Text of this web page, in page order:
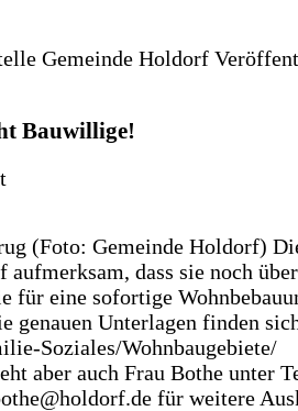
Gemeinde Holdorf
Bauwillige!
(Foto: Gemeinde Holdorf)
dass sie noch
für eine sofortige
genauen Unterlagen finden
Soziales/Wohnbaugebiete/
aber auch Frau Bothe unter
für weitere